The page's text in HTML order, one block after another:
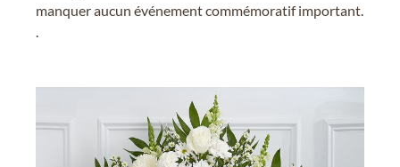
manquer aucun événement commémoratif important.